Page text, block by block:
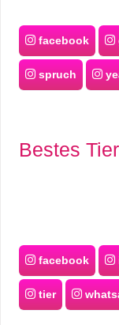
facebook
spruch
Bestes
facebook
tier